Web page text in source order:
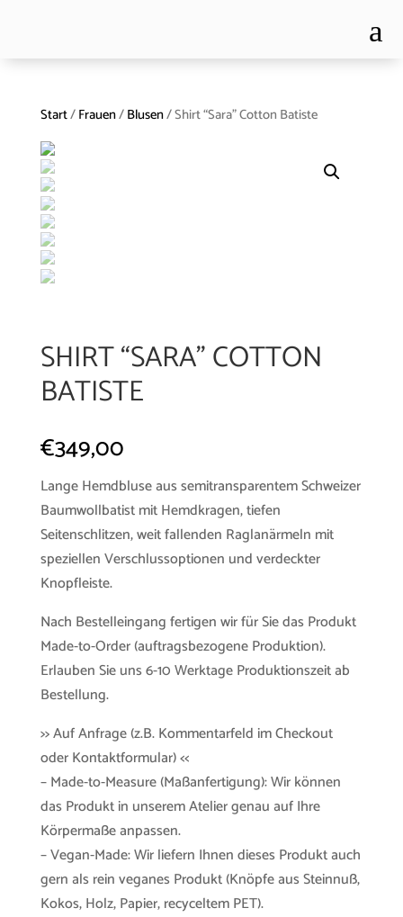
a
Start/Frauen/Blusen/ Shirt “Sara” Cotton Batiste
SHIRT “SARA” COTTON
BATISTE
€349,00
Lange Hemdbluse aus semitransparentem Schweizer
Baumwollbatist mit Hemdkragen, tiefen
Seitenschlitzen, weit fallenden Raglanärmeln mit
speziellen Verschlussoptionen und verdeckter
Knopfleiste.
Nach Bestelleingang fertigen wir für Sie das Produkt
Made-to-Order (auftragsbezogene Produktion).
Erlauben Sie uns 6-10 Werktage Produktionszeit ab
Bestellung.
>> Auf Anfrage (z.B. Kommentarfeld im Checkout
oder Kontaktformular) <<
– Made-to-Measure (Maßanfertigung): Wir können
das Produkt in unserem Atelier genau auf Ihre
Körpermaße anpassen.
– Vegan-Made: Wir liefern Ihnen dieses Produkt auch
gern als rein veganes Produkt (Knöpfe aus Steinnuß,
Kokos, Holz, Papier, recyceltem PET).